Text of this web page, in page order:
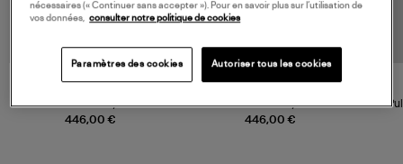
446,00 €
Pull C.Grey
446,00 €
Pull L.Grey
nécessaires (« Continuer sans accepter »). Pour en savoir plus sur l’utilisation de
vos données, consulter notre politique de cookies
Paramètres des cookies Autoriser tous les cookies